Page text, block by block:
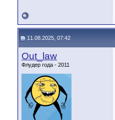
11.08.2025, 07:42
Out_law
Флудер года - 2011